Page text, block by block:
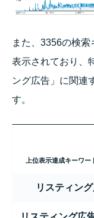
また、3356の検
表示されており、
ング広告」に関連
す。
上位表示達成キーワー
リスティング